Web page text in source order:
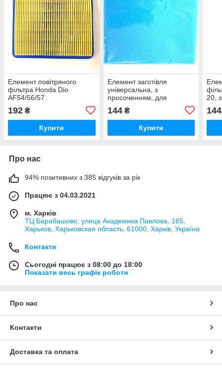
Елемент повітряного
фільтра Honda Dio
AF54/56/57.
192 ₴
Купити
Елемент заготівля
універсальна, з
просоченням, для
повітряних фільтрів розмір
250х300.
144₴
Купити
20,
144
Про нас
94% позитивних з 385 відгуків за рік
Працює з 04.03.2021
м. Харків
ТЦ Барабашово, улица Академика Павлова, 165,
Харьков, Харьковская область, 61000, Харків, Україна
Контакти
Сьогодні працює з 08:00 до 18:00
Показати весь графік роботи
Про нас
Контакти
Доставка та оплата